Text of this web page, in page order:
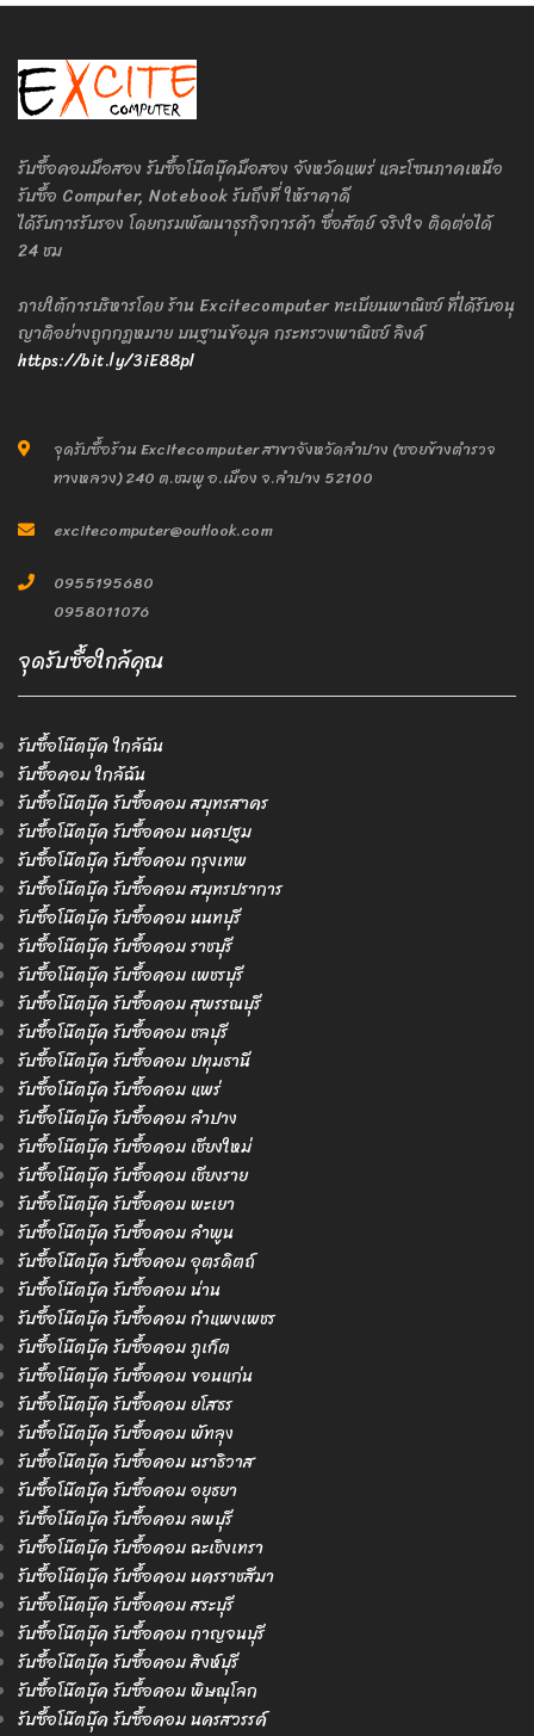
รับซื้อคอมมือสอง รับซื้อโน๊ตบุ๊คมือสอง จังหวัดแพร่ และโซนภาคเหนือ
รับซื้อ Computer, Notebook รับถึงที่ ให้ราคาดี
ได้รับการรับรอง โดยกรมพัฒนาธุรกิจการค้า ซื่อสัตย์ จริงใจ ติดต่อได้
24 ชม
ภายใต้การบริหารโดย ร้าน Excitecomputer ทะเบียนพาณิชย์ ที่ได้รับอนุ
ญาติอย่างถูกกฎหมาย บนฐานข้อมูล กระทรวงพาณิชย์ ลิงค์
https://bit.ly/3iE88pl
จุดรับซื้อร้าน Excitecomputer สาขาจังหวัดลำปาง (ซอยข้างตำรวจ
ทางหลวง) 240 ต.ชมพู อ.เมือง จ.ลำปาง 52100
excitecomputer@outlook.com
0955195680
0958011076
จุดรับซื้อใกล้คุณ
รับซื้อโน๊ตบุ๊ค ใกล้ฉัน
รับซื้อคอม ใกล้ฉัน
รับซื้อโน๊ตบุ๊ค รับซื้อคอม สมุทรสาคร
รับซื้อโน๊ตบุ๊ค รับซื้อคอม นครปฐม
รับซื้อโน๊ตบุ๊ค รับซื้อคอม กรุงเทพ
รับซื้อโน๊ตบุ๊ค รับซื้อคอม สมุทรปราการ
รับซื้อโน๊ตบุ๊ค รับซื้อคอม นนทบุรี
รับซื้อโน๊ตบุ๊ค รับซื้อคอม ราชบุรี
รับซื้อโน๊ตบุ๊ค รับซื้อคอม เพชรบุรี
รับซื้อโน๊ตบุ๊ค รับซื้อคอม สุพรรณบุรี
รับซื้อโน๊ตบุ๊ค รับซื้อคอม ชลบุรี
รับซื้อโน๊ตบุ๊ค รับซื้อคอม ปทุมธานี
รับซื้อโน๊ตบุ๊ค รับซื้อคอม แพร่
รับซื้อโน๊ตบุ๊ค รับซื้อคอม ลำปาง
รับซื้อโน๊ตบุ๊ค รับซื้อคอม เชียงใหม่
รับซื้อโน๊ตบุ๊ค รับซื้อคอม เชียงราย
รับซื้อโน๊ตบุ๊ค รับซื้อคอม พะเยา
รับซื้อโน๊ตบุ๊ค รับซื้อคอม ลำพูน
รับซื้อโน๊ตบุ๊ค รับซื้อคอม อุตรดิตถ์
รับซื้อโน๊ตบุ๊ค รับซื้อคอม น่าน
รับซื้อโน๊ตบุ๊ค รับซื้อคอม กำแพงเพชร
รับซื้อโน๊ตบุ๊ค รับซื้อคอม ภูเก็ต
รับซื้อโน๊ตบุ๊ค รับซื้อคอม ขอนแก่น
รับซื้อโน๊ตบุ๊ค รับซื้อคอม ยโสธร
รับซื้อโน๊ตบุ๊ค รับซื้อคอม พัทลุง
รับซื้อโน๊ตบุ๊ค รับซื้อคอม นราธิวาส
รับซื้อโน๊ตบุ๊ค รับซื้อคอม อยุธยา
รับซื้อโน๊ตบุ๊ค รับซื้อคอม ลพบุรี
รับซื้อโน๊ตบุ๊ค รับซื้อคอม ฉะเชิงเทรา
รับซื้อโน๊ตบุ๊ค รับซื้อคอม นครราชสีมา
รับซื้อโน๊ตบุ๊ค รับซื้อคอม สระบุรี
รับซื้อโน๊ตบุ๊ค รับซื้อคอม กาญจนบุรี
รับซื้อโน๊ตบุ๊ค รับซื้อคอม สิงห์บุรี
รับซื้อโน๊ตบุ๊ค รับซื้อคอม พิษณุโลก
รับซื้อโน๊ตบุ๊ค รับซื้อคอม นครสวรรค์